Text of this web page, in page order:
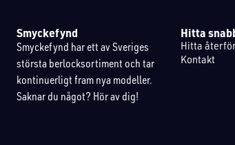
Smyckefynd
Smyckefynd har ett av Sveriges
största berlocksortiment och tar
kontinuerligt fram nya modeller.
Saknar du något? Hör av dig!
Hitta
Hitta
Kontakt